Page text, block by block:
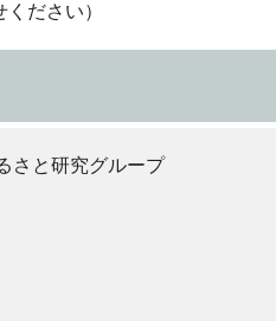
ださい）
と研究グループ